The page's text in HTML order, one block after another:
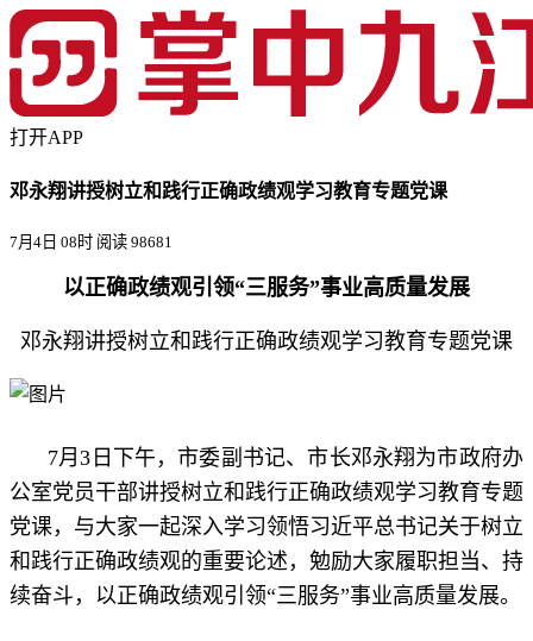
打开APP
邓永翔讲授树立和践行正确政绩观学习教育专题党课
7月4日 08时 阅读 98681
以正确政绩观引领“三服务”事业高质量发展
邓永翔讲授树立和践行正确政绩观学习教育专题党课
7月3日下午，市委副书记、市长邓永翔为市政府办
公室党员干部讲授树立和践行正确政绩观学习教育专题
党课，与大家一起深入学习领悟习近平总书记关于树立
和践行正确政绩观的重要论述，勉励大家履职担当、持
续奋斗，以正确政绩观引领“三服务”事业高质量发展。